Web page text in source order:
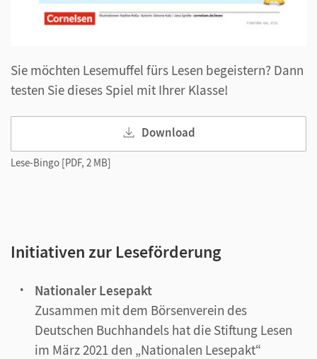
Sie möchten Lesemuffel fürs Lesen begeistern? Dann
testen Sie dieses Spiel mit Ihrer Klasse!
Download
Lese-Bingo [PDF, 2 MB]
Initiativen zur Leseförderung
Nationaler Lesepakt
Zusammen mit dem Börsenverein des
Deutschen Buchhandels hat die Stiftung Lesen
im März 2021 den „Nationalen Lesepakt“